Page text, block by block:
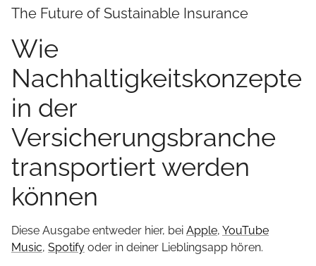
The Future of Sustainable Insurance
Wie
Nachhaltigkeitskonzepte
in der
Versicherungsbranche
transportiert werden
können
Diese Ausgabe entweder hier, bei Apple, YouTube
Music, Spotify oder in deiner Lieblingsapp hören.